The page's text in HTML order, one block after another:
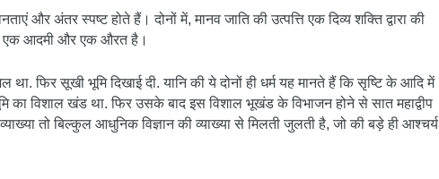
और अंतर स्पष्ट होते हैं। दोनों में, मानव जाति की उत्पत्ति एक दिव्य शक्ति द्वारा की
एक आदमी और एक औरत है।
था. फिर सूखी भूमि दिखाई दी. यानि की ये दोनों ही धर्म यह मानते हैं कि सृष्टि के आदि में
का विशाल खंड था. फिर उसके बाद इस विशाल भूखंड के विभाजन होने से सात महाद्वीप
तो बिल्कुल आधुनिक विज्ञान की व्याख्या से मिलती जुलती है, जो की बड़े ही आश्चर्य